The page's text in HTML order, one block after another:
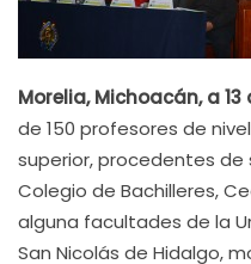
Morelia, Michoacán, a 13
de 150 profesores de
superior, procedentes
Colegio de Bachilleres,
alguna facultades de la
San Nicolás de Hidalgo,